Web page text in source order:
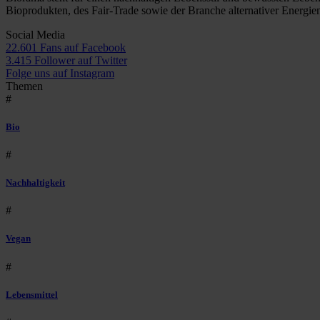
Bioprodukten, des Fair-Trade sowie der Branche alternativer
Social Media
22.601 Fans auf Facebook
3.415 Follower auf Twitter
Folge uns auf Instagram
Themen
#
Bio
#
Nachhaltigkeit
#
Vegan
#
Lebensmittel